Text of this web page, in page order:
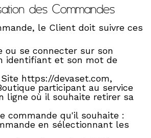
des Commandes
le Client doit suivre ces
ou se connecter sur son
identifiant et son mot de
https://devaset.com,
participant au service
ligne où il souhaite retirer sa
commande qu'il souhaite :
en sélectionnant les